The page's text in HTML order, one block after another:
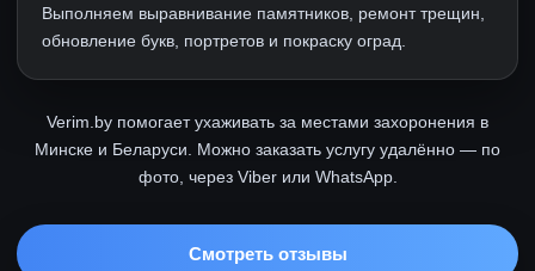
Выполняем выравнивание памятников, ремонт трещин,
обновление букв, портретов и покраску оград.
Verim.by помогает ухаживать за местами захоронения в
Минске и Беларуси. Можно заказать услугу удалённо — по
фото, через Viber или WhatsApp.
Смотреть отзывы